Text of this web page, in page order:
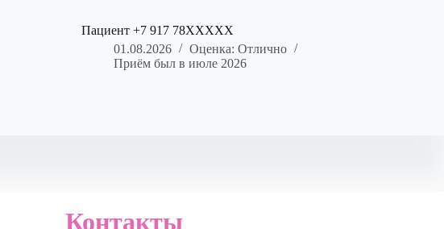
Пациент +7 917 78XXXXX
01.08.2026
Оценка: Отлично
Приём был в июле 2026
Контакты